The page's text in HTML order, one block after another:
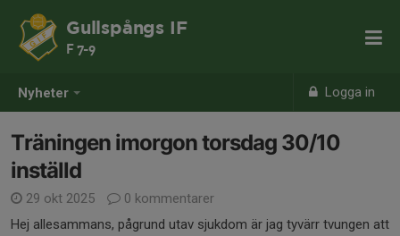
Nyheter Logga in
Gullspångs IF
F 7-9
Träningen imorgon torsdag 30/10
inställd
29 okt 2025
0 kommentarer
Hej allesammans, pågrund utav sjukdom är jag tyvärr tvungen att